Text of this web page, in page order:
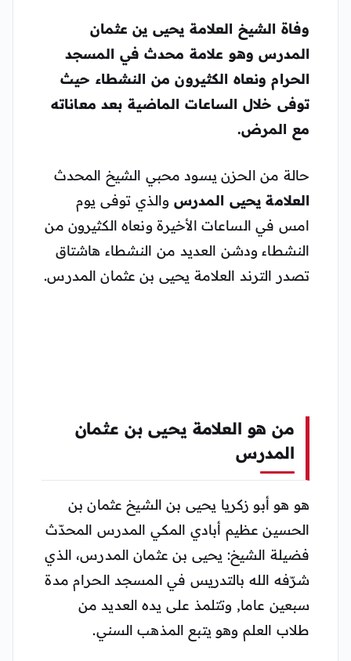
وفاة الشيخ العلامة يحيى ين عثمان
المدرسوهو علامة محدث في المسجد
الحرام ونعاه الكثيرون من النشطاء حيث
توفى خلال الساعات الماضية بعد معاناته
مع المرض.
حالة من الحزن يسود محبي الشيخ المحدث
العلامة يحيى المدرس والذي توفى يوم
امس في الساعات الأخيرة ونعاه الكثيرون من
النشطاء ودشن العديد من النشطاء هاشتاق
تصدر الترند العلامة يحيى بن عثمان المدرس.
من هو العلامة يحيى بن عثمان
المدرس
هو هو أبو زكريا يحيى بن الشيخ عثمان بن
الحسين عظيم أبادي المكي المدرس المحدّث
فضيلة الشيخ: يحيى بن عثمان المدرس، الذي
شرّفه الله بالتدريس في المسجد الحرام مدة
سبعين عاما, وتتلمذ على يده العديد من
طلاب العلم وهو يتبع المذهب السني.